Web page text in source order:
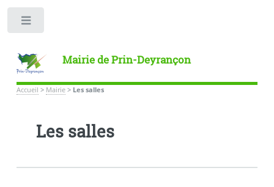
Mairie de Prin-Deyrançon
Accueil > Mairie> Les salles
Les salles